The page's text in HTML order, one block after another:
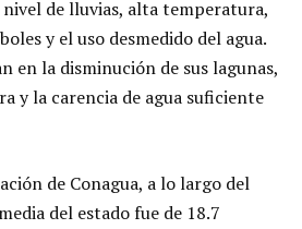
de lluvias, alta temperatura,
y el uso desmedido del agua.
en la disminución de sus lagunas,
y la carencia de agua suficiente
de Conagua, a lo largo del
del estado fue de 18.7